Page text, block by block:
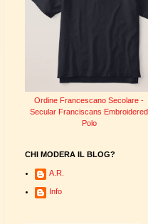
Ordine Francescano Secolare -
Secular Franciscans Embroidered
Polo
CHI MODERA IL BLOG?
A.R.
Info